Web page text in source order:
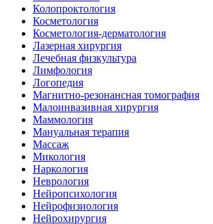
Колопроктология
Косметология
Косметология-дерматология
Лазерная хирургия
Лечебная физкультура
Лимфология
Логопедия
Магнитно-резонансная томография
Малоинвазивная хирургия
Маммология
Мануальная терапия
Массаж
Микология
Наркология
Неврология
Нейропсихология
Нейрофизиология
Нейрохирургия